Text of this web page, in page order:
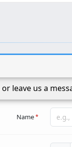
or leave us a
Name*